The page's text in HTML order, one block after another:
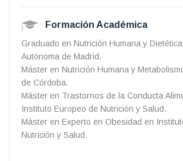
Formación Académica
Graduado en Nutrición Humana y
Autónoma de Madrid.
Máster en Nutrición Humana y
de Córdoba.
Máster en Trastornos de la Conducta
Instituto Europeo de Nutrición y Salud.
Máster en Experto en Obesidad en
Nutrición y Salud.